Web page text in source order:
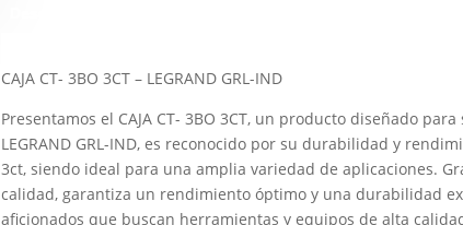
CAJA CT- 3BO 3CT – LEGRAND GRL-IND
Presentamos el CAJA CT- 3BO 3CT, un producto diseñado
LEGRAND GRL-IND, es reconocido por su durabilidad y
3ct, siendo ideal para una amplia variedad de aplicaciones.
calidad, garantiza un rendimiento óptimo y una durabilidad
aficionados que buscan herramientas y equipos de alta